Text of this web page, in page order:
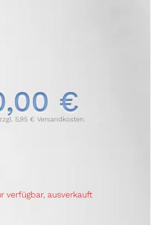
€
5,95 € Versandkosten.
verfügbar, ausverkauft